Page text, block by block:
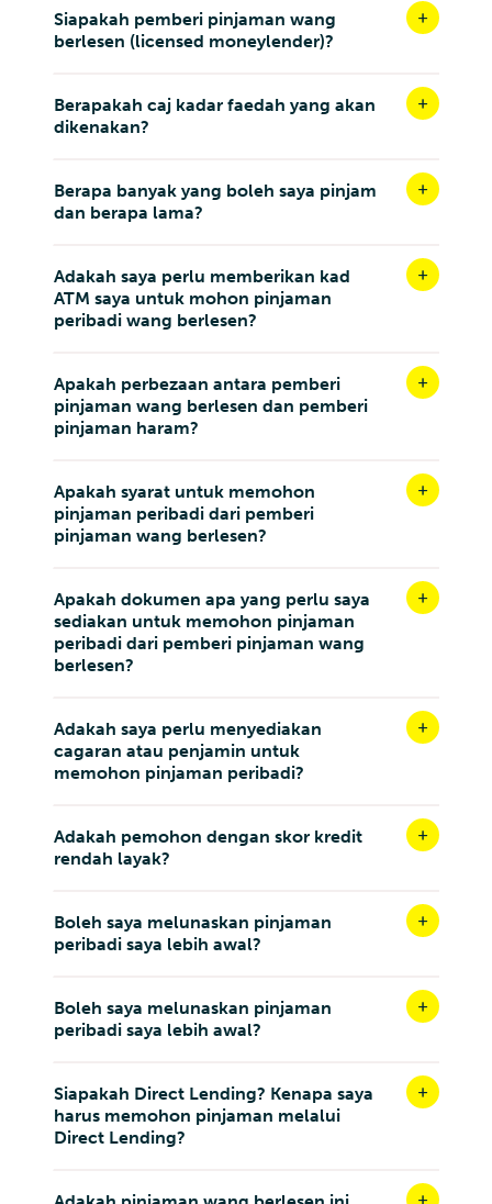
Siapakah pemberi pinjaman wang
berlesen (licensed moneylender)?
Berapakah caj kadar faedah yang akan
dikenakan?
Berapa banyak yang boleh saya pinjam
dan berapa lama?
Adakah saya perlu memberikan kad
ATM saya untuk mohon pinjaman
peribadi wang berlesen?
Apakah perbezaan antara pemberi
pinjaman wang berlesen dan pemberi
pinjaman haram?
Apakah syarat untuk memohon
pinjaman peribadi dari pemberi
pinjaman wang berlesen?
Apakah dokumen apa yang perlu saya
sediakan untuk memohon pinjaman
peribadi dari pemberi pinjaman wang
berlesen?
Adakah saya perlu menyediakan
cagaran atau penjamin untuk
memohon pinjaman peribadi?
Adakah pemohon dengan skor kredit
rendah layak?
Boleh saya melunaskan pinjaman
peribadi saya lebih awal?
Boleh saya melunaskan pinjaman
peribadi saya lebih awal?
Siapakah Direct Lending? Kenapa saya
harus memohon pinjaman melalui
Direct Lending?